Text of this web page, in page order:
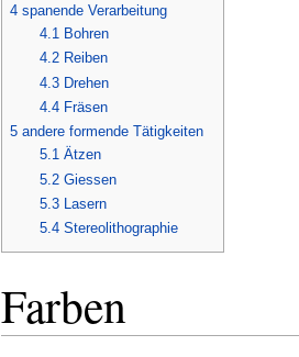
4 spanende Verarbeitung
4.1 Bohren
4.2 Reiben
4.3 Drehen
4.4 Fräsen
5 andere formende Tätigkeiten
5.1 Ätzen
5.2 Giessen
5.3 Lasern
5.4 Stereolithographie
Farben